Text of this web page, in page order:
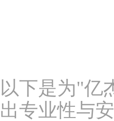
以下是为"亿
出专业性与